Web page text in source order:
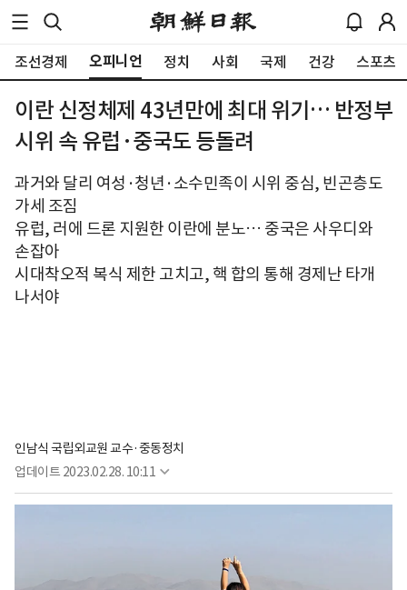
조선경제 오피니언 정치 사회 국제 건강 스포츠
이란 신정체제 43년만에 최대 위기… 반정부
시위 속 유럽·중국도 등돌려
과거와 달리 여성·청년·소수민족이 시위 중심, 빈곤층도
가세 조짐
유럽, 러에 드론 지원한 이란에 분노… 중국은 사우디와
손잡아
시대착오적 복식 제한 고치고, 핵 합의 통해 경제난 타개
나서야
인남식 국립외교원 교수·중동정치
업데이트 2023.02.28. 10:11